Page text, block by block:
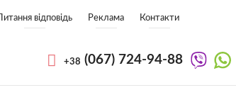
Питання відповідь Реклама Контакти
+38 (067) 724-94-88